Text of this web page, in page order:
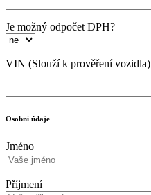
Je možný odpočet DPH?
VIN (Slouží k prověření vozidla)
Osobni údaje
Jméno
Příjmení